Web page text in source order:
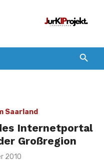
Saarland
Internetportal
Großregion
2010